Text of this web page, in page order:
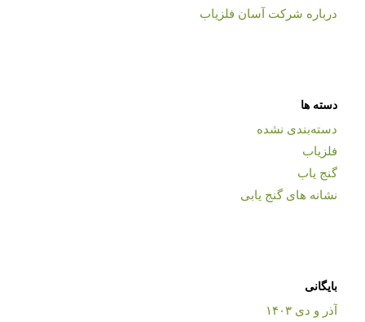
درباره شرکت آسان فلزیاب
دسته ها
دسته‌بندی نشده
فلزیاب
گنج یاب
نشانه های گنج یابی
بایگانی
آذر و دی ۱۴۰۳